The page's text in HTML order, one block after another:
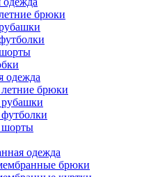
брюки
одежда
брюки
одежда
брюки